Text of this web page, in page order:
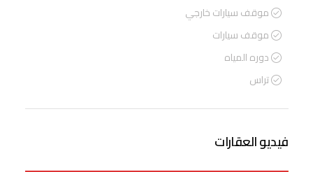
موقف سيارات خارجي
موقف سيارات
دوره المياه
تراس
فيديو العقارات